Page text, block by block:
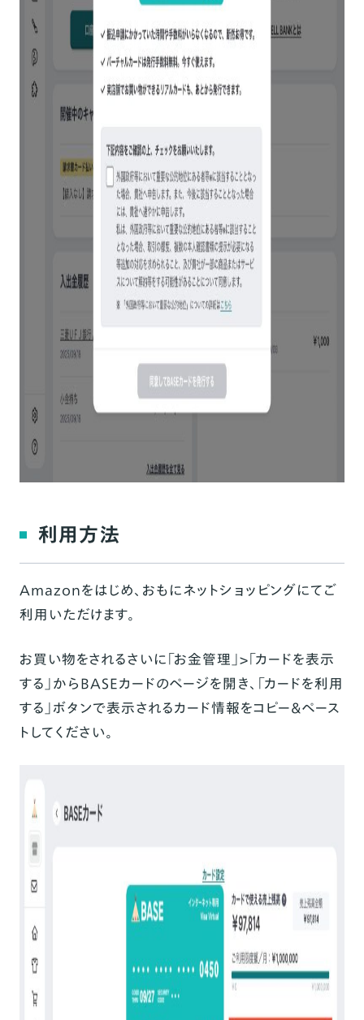
利用方法
Amazonをはじめ、おもにネットショッピングにてご
利用いただけます。
お買い物をされるさいに「お金管理」>「カードを表示
する」からBASEカードのページを開き、「カードを利用
する」ボタンで表示されるカード情報をコピー&ペース
トしてください。